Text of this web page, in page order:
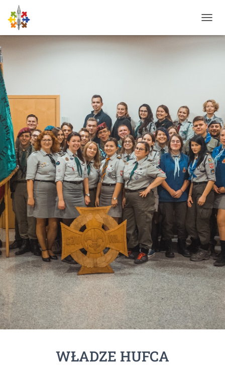
R
N
A
W
I
G
A
C
J
Ę
WŁADZE HUFCA